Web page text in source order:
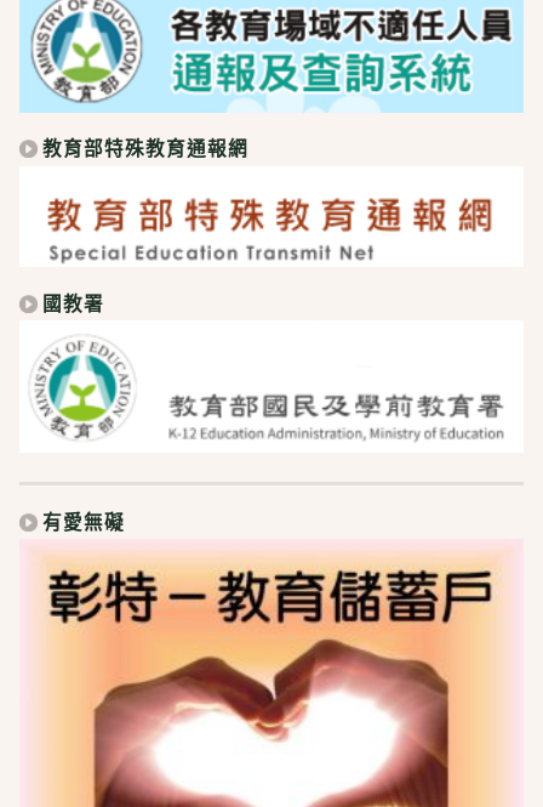
教育部特殊教育通報網
國教署
有愛無礙